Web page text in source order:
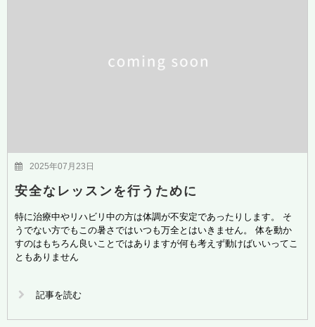
2025年07月23日
安全なレッスンを行うために
特に治療中やリハビリ中の方は体調が不安定であったりします。 そ
うでない方でもこの暑さではいつも万全とはいきません。 体を動か
すのはもちろん良いことではありますが何も考えず動けばいいってこ
ともありません
記事を読む